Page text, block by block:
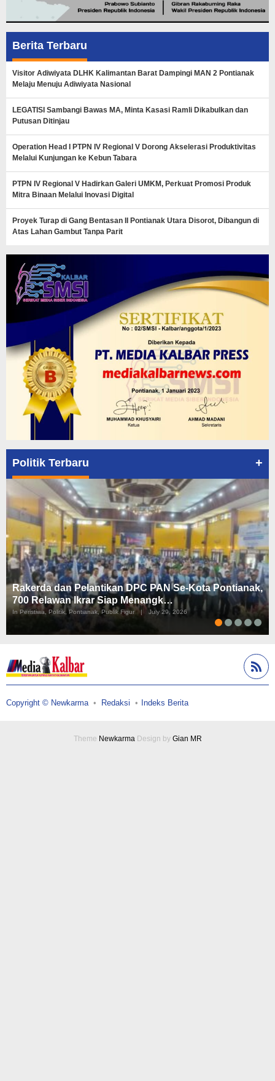
Berita Terbaru
Visitor Adiwiyata DLHK Kalimantan Barat Dampingi MAN 2 Pontianak
Melaju Menuju Adiwiyata Nasional
LEGATISI Sambangi Bawas MA, Minta Kasasi Ramli Dikabulkan dan
Putusan Ditinjau
Operation Head I PTPN IV Regional V Dorong Akselerasi Produktivitas
Melalui Kunjungan ke Kebun Tabara
PTPN IV Regional V Hadirkan Galeri UMKM, Perkuat Promosi Produk
Mitra Binaan Melalui Inovasi Digital
Proyek Turap di Gang Bentasan II Pontianak Utara Disorot, Dibangun di
Atas Lahan Gambut Tanpa Parit
Politik Terbaru +
Rakerda dan Pelantikan DPC PAN Se-Kota Pontianak,
700 Relawan Ikrar Siap Menangk…
In Peristiwa, Politik, Pontianak, Publik Figur July 29, 2026
Copyright © Newkarma Redaksi Indeks Berita
Theme NewkarmaDesign by Gian MR